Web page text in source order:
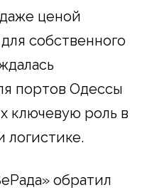
ценой
собственного
портов Одессы
ключевую роль в
логистике.
обратил